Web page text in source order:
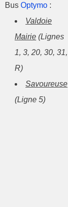
Bus Optymo :
Valdoie
Mairie (Lignes
1, 3, 20, 30, 31,
R)
Savoureuse
(Ligne 5)